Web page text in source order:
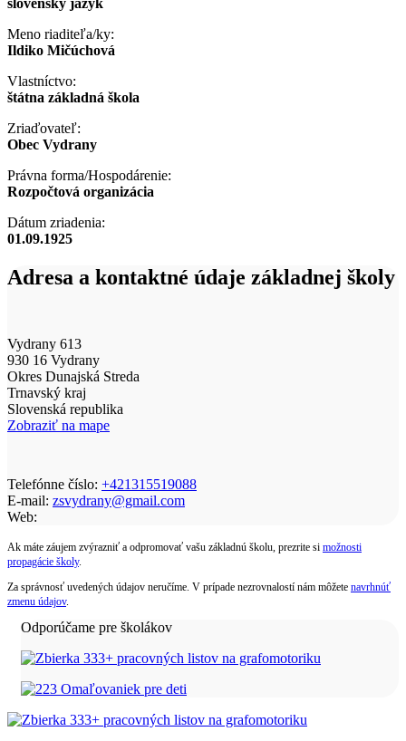
Meno riaditeľa/ky:
Ildiko Mičúchová
Vlastníctvo:
štátna základná škola
Zriaďovateľ:
Obec Vydrany
Právna forma/Hospodárenie:
Rozpočtová organizácia
Dátum zriadenia:
01.09.1925
Adresa a kontaktné údaje základnej školy
Vydrany 613
930 16 Vydrany
Okres Dunajská Streda
Trnavský kraj
Slovenská republika
Zobraziť na mape
Telefónne číslo: +421315519088
E-mail: zsvydrany@gmail.com
Web:
Ak máte záujem zvýrazniť a odpromovať vašu základnú školu, prezrite si možnosti
propagácie školy.
Za správnosť uvedených údajov neručíme. V prípade nezrovnalostí nám môžete navrhnúť
zmenu údajov.
Odporúčame pre školákov